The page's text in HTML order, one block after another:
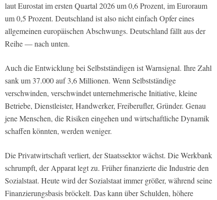
laut Eurostat im ersten Quartal 2026 um 0,6 Prozent, im Euroraum
um 0,5 Prozent. Deutschland ist also nicht einfach Opfer eines
allgemeinen europäischen Abschwungs. Deutschland fällt aus der
Reihe — nach unten.
Auch die Entwicklung bei Selbstständigen ist Warnsignal. Ihre Zahl
sank um 37.000 auf 3,6 Millionen. Wenn Selbstständige
verschwinden, verschwindet unternehmerische Initiative, kleine
Betriebe, Dienstleister, Handwerker, Freiberufler, Gründer. Genau
jene Menschen, die Risiken eingehen und wirtschaftliche Dynamik
schaffen könnten, werden weniger.
Die Privatwirtschaft verliert, der Staatssektor wächst. Die Werkbank
schrumpft, der Apparat legt zu. Früher finanzierte die Industrie den
Sozialstaat. Heute wird der Sozialstaat immer größer, während seine
Finanzierungsbasis bröckelt. Das kann über Schulden, höhere